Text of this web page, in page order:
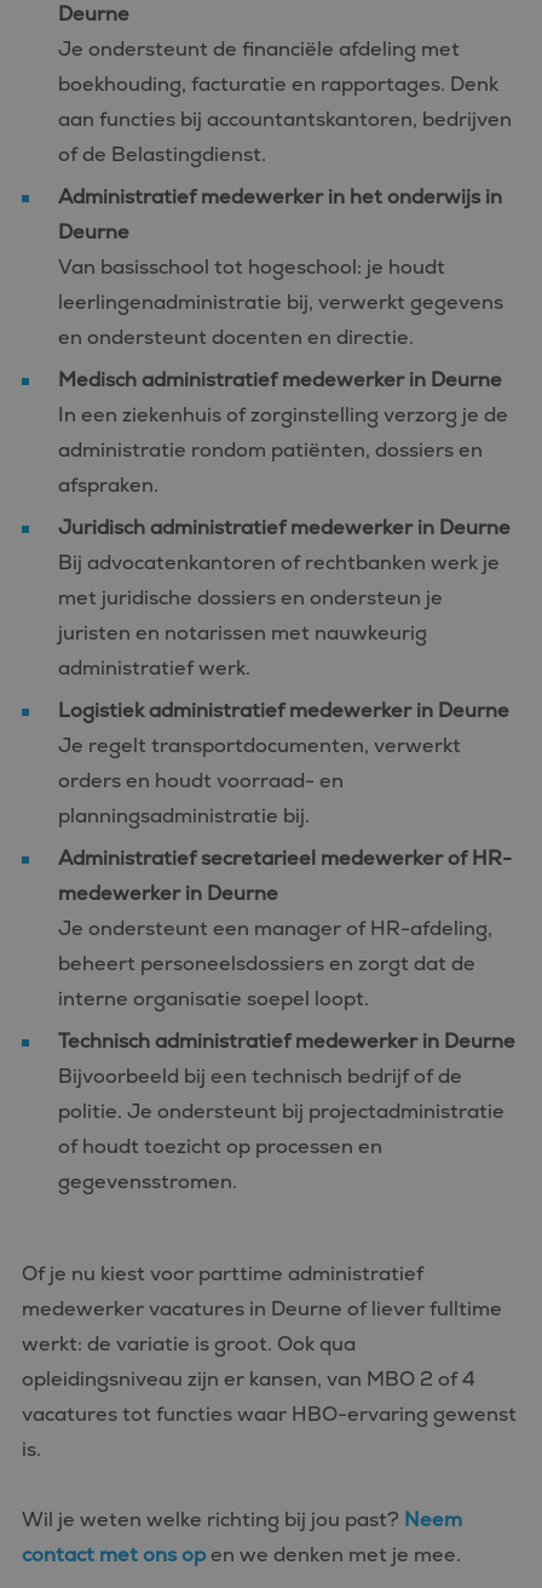
Deurne
Je ondersteunt de financiële afdeling met
boekhouding, facturatie en rapportages. Denk
aan functies bij accountantskantoren, bedrijven
of de Belastingdienst.
Administratief medewerker in het onderwijs in
Deurne
Van basisschool tot hogeschool: je houdt
leerlingenadministratie bij, verwerkt gegevens
en ondersteunt docenten en directie.
Medisch administratief medewerker in Deurne
In een ziekenhuis of zorginstelling verzorg je de
administratie rondom patiënten, dossiers en
afspraken.
Juridisch administratief medewerker in Deurne
Bij advocatenkantoren of rechtbanken werk je
met juridische dossiers en ondersteun je
juristen en notarissen met nauwkeurig
administratief werk.
Logistiek administratief medewerker in Deurne
Je regelt transportdocumenten, verwerkt
orders en houdt voorraad- en
planningsadministratie bij.
Administratief secretarieel medewerker of HR-
medewerker in Deurne
Je ondersteunt een manager of HR-afdeling,
beheert personeelsdossiers en zorgt dat de
interne organisatie soepel loopt.
Technisch administratief medewerker in Deurne
Bijvoorbeeld bij een technisch bedrijf of de
politie. Je ondersteunt bij projectadministratie
of houdt toezicht op processen en
gegevensstromen.
Of je nu kiest voor parttime administratief
medewerker vacatures in Deurne of liever fulltime
werkt: de variatie is groot. Ook qua
opleidingsniveau zijn er kansen, van MBO 2 of 4
vacatures tot functies waar HBO-ervaring gewenst
is.
Wil je weten welke richting bij jou past? Neem
contact met ons open we denken met je mee.